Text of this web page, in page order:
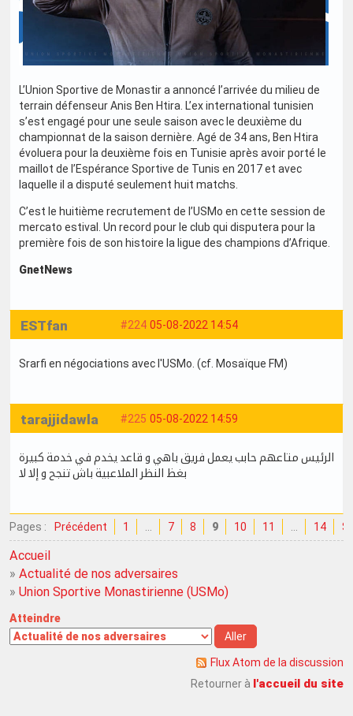
L’Union Sportive de Monastir a annoncé l’arrivée du milieu de
terrain défenseur Anis Ben Htira. L’ex international tunisien
s’est engagé pour une seule saison avec le deuxième du
championnat de la saison dernière. Agé de 34 ans, Ben Htira
évoluera pour la deuxième fois en Tunisie après avoir porté le
maillot de l’Espérance Sportive de Tunis en 2017 et avec
laquelle il a disputé seulement huit matchs.
C’est le huitième recrutement de l’USMo en cette session de
mercato estival. Un record pour le club qui disputera pour la
première fois de son histoire la ligue des champions d’Afrique.
GnetNews
#224 05-08-2022 14:54
ESTfan
Srarfi en négociations avec l'USMo. (cf. Mosaïque FM)
#225 05-08-2022 14:59
tarajjidawla
الرئيس متاعهم حابب يعمل فريق باهي و قاعد يخدم في خدمة كبيرة
بغظ النظر الملاعبية باش تنجح و إلا لا
Pages : Précédent 1 … 7 8 9 10 11 … 14
Accueil
» Actualité de nos adversaires
» Union Sportive Monastirienne (USMo)
Atteindre
Flux Atom de la discussion
Retourner à l'accueil du site